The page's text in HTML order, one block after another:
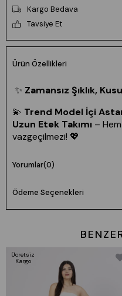
Kargo Bedava
Tavsiye Et
Ürün Özellikleri
✨ Zamansız Şıklık,
💫 Trend Model İçi
Uzun Etek Takımı –
vazgeçilmezi! 💖
Kumaş:
📏Uzunluk:
📌Manken Ölçüleri:
85/72/102
Yorumlar(0)
Ödeme Seçenekleri
Ücretsiz
Kargo